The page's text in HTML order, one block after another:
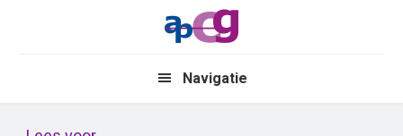
Navigatie